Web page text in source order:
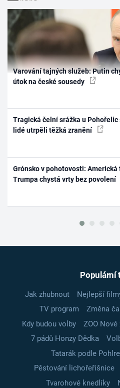
Varování tajných služeb: Putin
útok na české sousedy
Tragická čelní srážka u
lidé utrpěli těžká zranění
Grónsko v pohotovosti:
Trumpa chystá vrty bez povolení
Populární
Jak zhubnout Nejlepší
TV program
Změna
Kdy budou volby
ZOO
7 pádů Honzy Dědka
Tatarák podle
Pěstování lichořeřišnice
Tvarohové knedlíky